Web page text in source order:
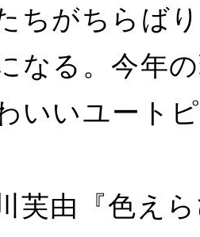
ちがちらば
なる。今年
いいユート
芙由『色え